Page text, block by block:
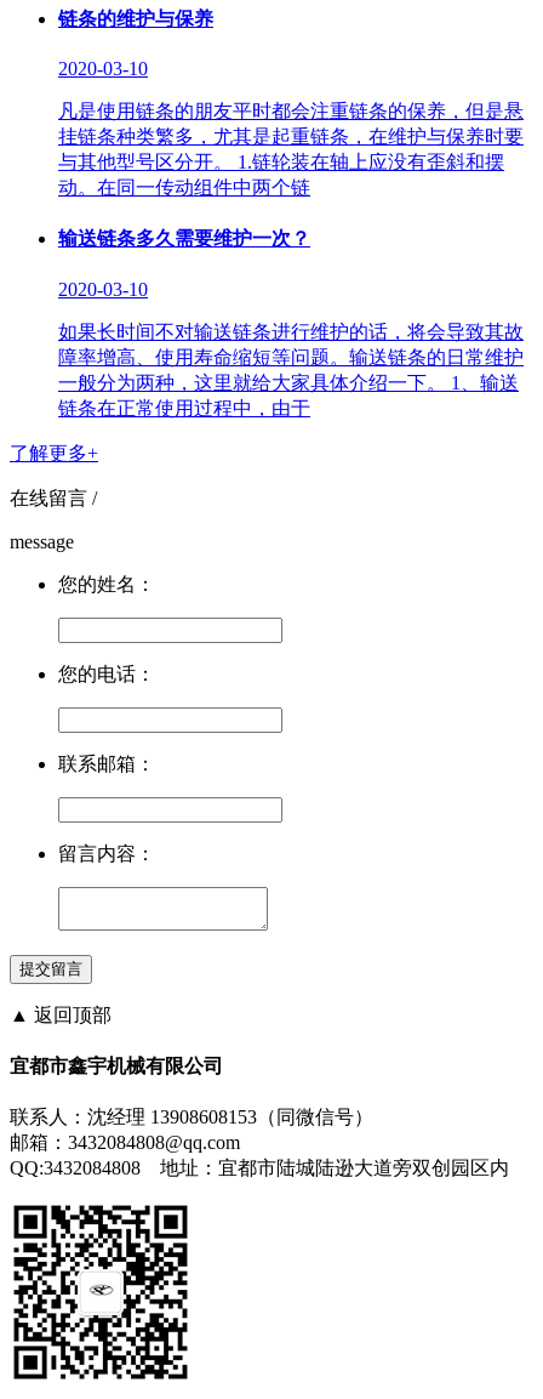
链条的维护与保养
2020-03-10
凡是使用链条的朋友平时都会注重链条的保养，但是悬
挂链条种类繁多，尤其是起重链条，在维护与保养时要
与其他型号区分开。 1.链轮装在轴上应没有歪斜和摆
动。在同一传动组件中两个链
输送链条多久需要维护一次？
2020-03-10
如果长时间不对输送链条进行维护的话，将会导致其故
障率增高、使用寿命缩短等问题。输送链条的日常维护
一般分为两种，这里就给大家具体介绍一下。 1、输送
链条在正常使用过程中，由于
了解更多+
在线留言 /
message
您的姓名：
您的电话：
联系邮箱：
留言内容：
▲ 返回顶部
宜都市鑫宇机械有限公司
联系人：沈经理 13908608153（同微信号）
邮箱：3432084808@qq.com
QQ:3432084808 地址：宜都市陆城陆逊大道旁双创园区内